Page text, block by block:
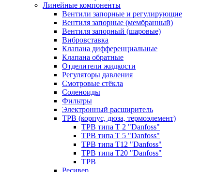
Линейные компоненты
Вентили запорные и регулирующие
Вентиля запорные (мембранный)
Вентиля запорный (шаровые)
Вибровставка
Клапана дифференциальные
Клапана обратные
Отделители жидкости
Регуляторы давления
Смотровые стёкла
Соленоиды
Фильтры
Электронный расширитель
ТРВ (корпус, дюза, термоэлемент)
ТРВ типа Т 2 "Danfoss"
ТРВ типа Т 5 "Danfoss"
ТРВ типа Т12 "Danfoss"
ТРВ типа Т20 "Danfoss"
ТРВ
Ресивер